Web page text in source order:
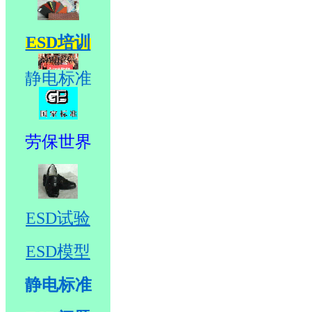
ESD培训
静电标准
劳保世界
ESD试验
ESD模型
静电标准